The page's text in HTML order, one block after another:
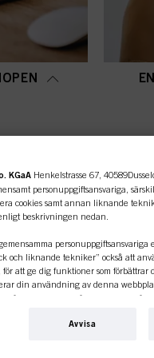
för
KGaA Henkelstrasse 67,
personuppgiftsansvariga,
cookies samt annan liknande teknik
beskrivningen nedan.
personuppgiftsansvariga
och liknande tekniker” också att
för att ge dig funktioner som
din användning av denna
dina köp av våra produkter på
i synnerhet för att visa annonser
Avvisa